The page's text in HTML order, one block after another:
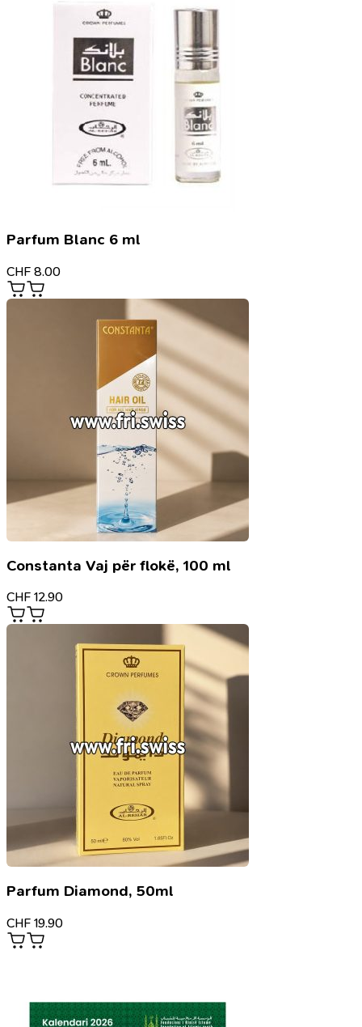
Parfum Blanc 6 ml
CHF 8.00
Constanta Vaj për flokë, 100 ml
CHF 12.90
Parfum Diamond, 50ml
CHF 19.90